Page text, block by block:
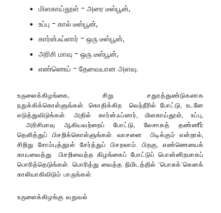
மிளகாய்தூள் - அரை டீஸ்பூன்,
உப்பு - கால் டீஸ்பூன்,
கார்ன்ஃப்ளார் - ஒரு டீஸ்பூன்,
அரிசி மாவு - ஒரு டீஸ்பூன்,
எண்ணெய் - தேவையான அளவு.
உருளைக்கிழங்கை, சிறு சதுரத்துண்டுகளாக
நறுக்கிக்கொள்ளுங்கள். கொதிக்கிற வெந்நீரில் போட்டு, உடனே
எடுத்துவிடுங்கள். அதில் கார்ன்ஃப்ளார், மிளகாய்தூள், உப்பு,
அரிசிமாவு ஆகியவற்றைப் போட்டு, லேசாகத் தண்ணீர்
தெளித்துப் பிசறிக்கொள்ளுங்கள். வாசனை பிடிக்கும் என்றால்,
சிறிது சோம்புத்தூள் சேர்த்துப் பிசறலாம். பிறகு, எண்ணெயைக்
காயவைத்து பிசறிவைத்த கிழங்கைப் போட்டுப் பொன்னிறமாகப்
பொரித்தெடுங்கள். பொரித்து வைத்த நிமிடத்தில் ‘பொசுக்’கெனக்
காலியாகிவிடும் பாருங்கள்.
உருளைக்கிழங்கு வறுவல்